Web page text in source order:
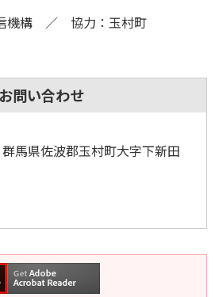
機構 ／ 協力：玉村町
問い合わせ
馬県佐波郡玉村町大字下新田